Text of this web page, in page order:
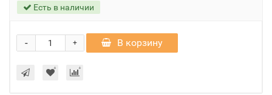
Есть в наличии
+
- В корзину